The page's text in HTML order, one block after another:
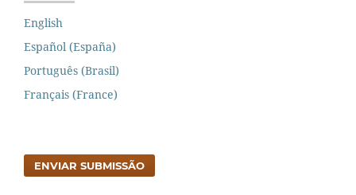
English
Español (España)
Português (Brasil)
Français (France)
ENVIAR SUBMISSÃO